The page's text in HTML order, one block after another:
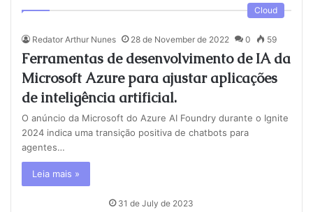
Cloud
Redator Arthur Nunes 28 de November de 2022 0 59
Ferramentas de desenvolvimento de IA da
Microsoft Azure para ajustar aplicações
de inteligência artificial.
O anúncio da Microsoft do Azure AI Foundry durante o Ignite
2024 indica uma transição positiva de chatbots para
agentes…
Leia mais »
31 de July de 2023